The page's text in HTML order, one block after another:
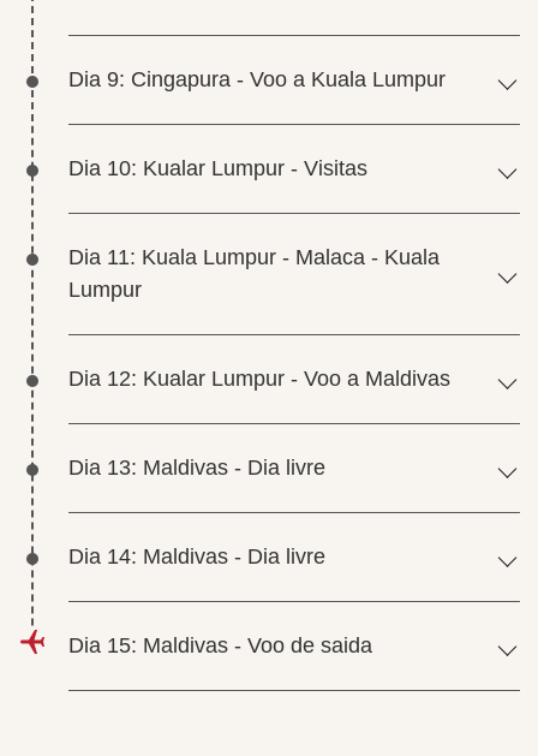
Dia 9: Cingapura - Voo a Kuala Lumpur
Dia 10: Kualar Lumpur - Visitas
Dia 11: Kuala Lumpur - Malaca - Kuala
Lumpur
Dia 12: Kualar Lumpur - Voo a Maldivas
Dia 13: Maldivas - Dia livre
Dia 14: Maldivas - Dia livre
Dia 15: Maldivas - Voo de saida